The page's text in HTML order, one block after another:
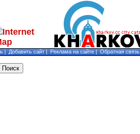
|Добавить сайт|Реклама на сайте|Обратная связь